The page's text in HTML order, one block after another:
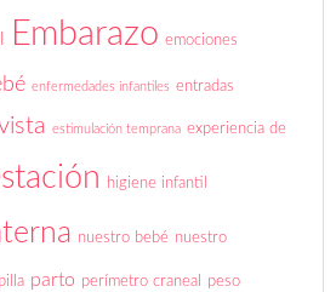
Embarazo emociones
enfermedades infantiles entradas
estimulación temprana experiencia de
higiene infantil
nuestro bebé nuestro
parto perímetro craneal peso